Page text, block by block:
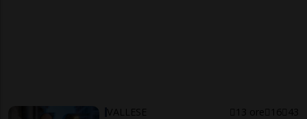
VALLESE 13 ore 16 43